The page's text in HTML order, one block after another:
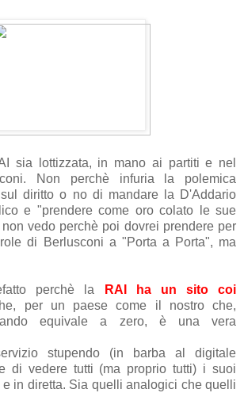
sia lottizzata, in mano ai partiti e nel
Non perchè infuria la polemica
diritto o no di mandare la D'Addario
e "prendere come oro colato le sue
vedo perchè poi dovrei prendere per
di Berlusconi a "Porta a Porta", ma
perchè la
RAI ha un sito coi
per un paese come il nostro che,
equivale a zero, è una vera
stupendo (in barba al digitale
di vedere tutti (ma proprio tutti) i suoi
e in diretta. Sia quelli analogici che quelli